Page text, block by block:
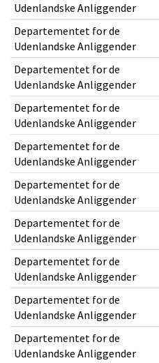
Udenlandske Anliggender
Departementet for de
Udenlandske Anliggender
Departementet for de
Udenlandske Anliggender
Departementet for de
Udenlandske Anliggender
Departementet for de
Udenlandske Anliggender
Departementet for de
Udenlandske Anliggender
Departementet for de
Udenlandske Anliggender
Departementet for de
Udenlandske Anliggender
Departementet for de
Udenlandske Anliggender
Departementet for de
Udenlandske Anliggender